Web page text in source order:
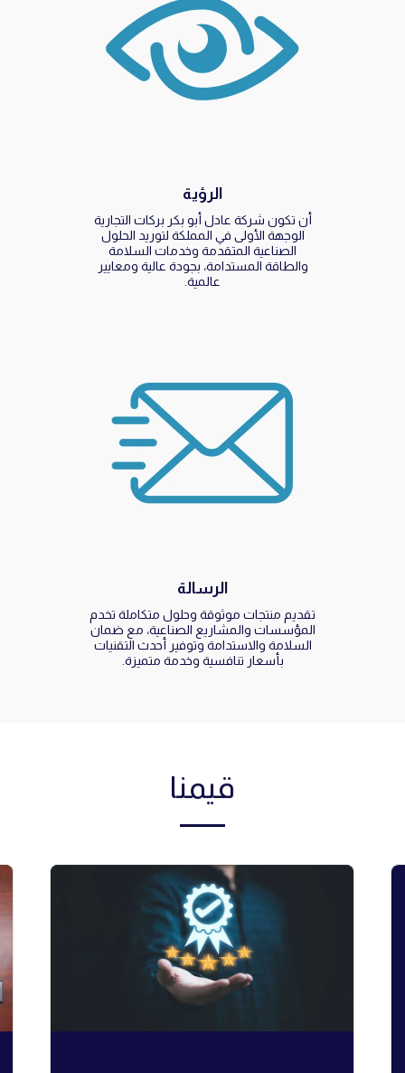
الرؤية
أن تكون شركة عادل أبو بكر بركات التجارية
الوجهة الأولى في المملكة لتوريد الحلول
الصناعية المتقدمة وخدمات السلامة
والطاقة المستدامة، بجودة عالية ومعايير
عالمية.
الرسالة
تقديم منتجات موثوقة وحلول متكاملة تخدم
المؤسسات والمشاريع الصناعية، مع ضمان
السلامة والاستدامة وتوفير أحدث التقنيات
بأسعار تنافسية وخدمة متميزة.
قيمنا